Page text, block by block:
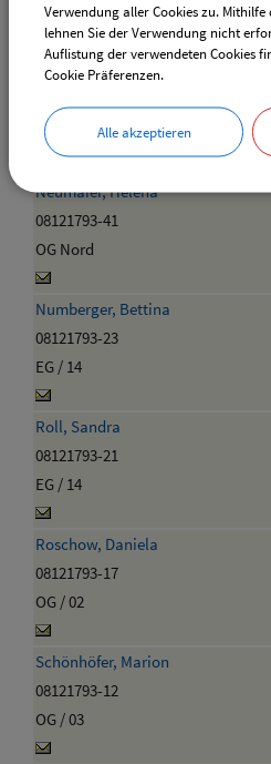
Bauhof
Mörtl, Michaela
08121793-44
OG Nord
Neumaier, Helena
08121793-41
OG Nord
Numberger, Bettina
08121793-23
EG / 14
Roll, Sandra
08121793-21
EG / 14
Roschow, Daniela
08121793-17
OG / 02
Schönhöfer, Marion
08121793-12
OG / 03
Verwendung aller Cookies zu.
lehnen Sie der Verwendung nicht
Auflistung der verwendeten Cookies
Cookie Präferenzen.
Alle akzeptieren